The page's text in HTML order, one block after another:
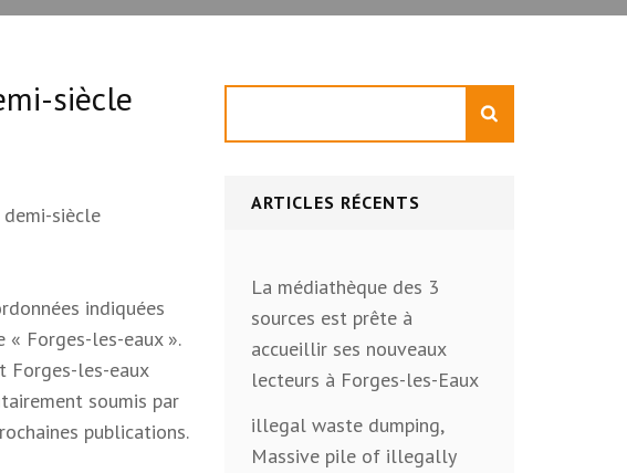
siècle
siècle
indiquées
Forges-les-eaux ».
Forges-les-eaux
soumis par
publications.
ARTICLES RÉCENTS
La médiathèque des 3
sources est prête à
accueillir ses nouveaux
lecteurs à Forges-les-Eaux
illegal waste dumping,
Massive pile of illegally